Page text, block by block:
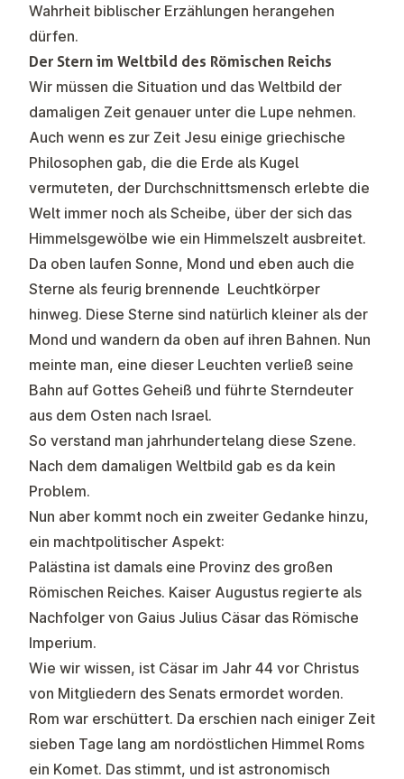
Wahrheit biblischer Erzählungen herangehen
dürfen.
Der Stern im Weltbild des Römischen Reichs
Wir müssen die Situation und das Weltbild der
damaligen Zeit genauer unter die Lupe nehmen.
Auch wenn es zur Zeit Jesu einige griechische
Philosophen gab, die die Erde als Kugel
vermuteten, der Durchschnittsmensch erlebte die
Welt immer noch als Scheibe, über der sich das
Himmelsgewölbe wie ein Himmelszelt ausbreitet.
Da oben laufen Sonne, Mond und eben auch die
Sterne als feurig brennende Leuchtkörper
hinweg. Diese Sterne sind natürlich kleiner als der
Mond und wandern da oben auf ihren Bahnen. Nun
meinte man, eine dieser Leuchten verließ seine
Bahn auf Gottes Geheiß und führte Sterndeuter
aus dem Osten nach Israel.
So verstand man jahrhundertelang diese Szene.
Nach dem damaligen Weltbild gab es da kein
Problem.
Nun aber kommt noch ein zweiter Gedanke hinzu,
ein machtpolitischer Aspekt:
Palästina ist damals eine Provinz des großen
Römischen Reiches. Kaiser Augustus regierte als
Nachfolger von Gaius Julius Cäsar das Römische
Imperium.
Wie wir wissen, ist Cäsar im Jahr 44 vor Christus
von Mitgliedern des Senats ermordet worden.
Rom war erschüttert. Da erschien nach einiger Zeit
sieben Tage lang am nordöstlichen Himmel Roms
ein Komet. Das stimmt, und ist astronomisch